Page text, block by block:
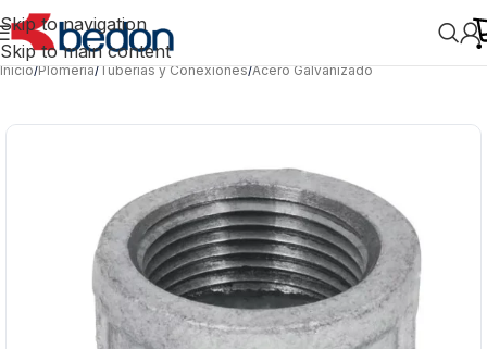
Skip to navigation
Skip to main content
Inicio/Plomería/Tuberías y Conexiones/Acero Galvanizado